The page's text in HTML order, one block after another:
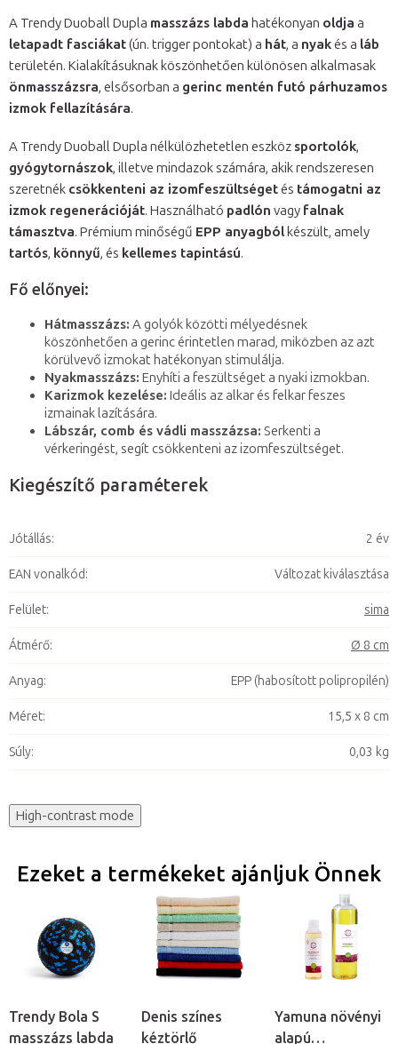
A Trendy Duoball Dupla masszázs labda hatékonyan oldja a
letapadt fasciákat(ún. trigger pontokat) a hát, a nyakés a láb
területén. Kialakításuknak köszönhetően különösen alkalmasak
önmasszázsra, elsősorban a gerinc mentén futó párhuzamos
izmok fellazítására.
A Trendy Duoball Dupla nélkülözhetetlen eszköz sportolók,
gyógytornászok, illetve mindazok számára, akik rendszeresen
szeretnék csökkenteni az izomfeszültségetés támogatni az
izmok regenerációját. Használható padlón vagy falnak
támasztva. Prémium minőségű EPP anyagból készült, amely
tartós, könnyű, és kellemes tapintású.
Fő előnyei:
Hátmasszázs: A golyók közötti mélyedésnek
köszönhetően a gerinc érintetlen marad, miközben az azt
körülvevő izmokat hatékonyan stimulálja.
Nyakmasszázs: Enyhíti a feszültséget a nyaki izmokban.
Karizmok kezelése: Ideális az alkar és felkar feszes
izmainak lazítására.
Lábszár, comb és vádli masszázsa: Serkenti a
vérkeringést, segít csökkenteni az izomfeszültséget.
Kiegészítő paraméterek
Jótállás: 2 év
EAN vonalkód: Változat kiválasztása
Felület: sima
Átmérő: Ø 8 cm
Anyag: EPP (habosított polipropilén)
Méret: 15,5 x 8 cm
Súly: 0,03 kg
High-contrast mode
Ezeket a termékeket ajánljuk Önnek
Trendy Bola S
masszázs labda
Denis színes
kéztörlő
Yamuna növényi
alapú